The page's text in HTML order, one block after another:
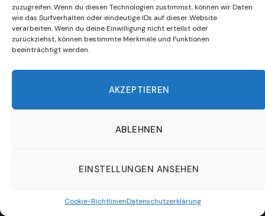
zuzugreifen. Wenn du diesen Technologien zustimmst, können wir Daten
wie das Surfverhalten oder eindeutige IDs auf dieser Website
verarbeiten. Wenn du deine Einwilligung nicht erteilst oder
zurückziehst, können bestimmte Merkmale und Funktionen
beeinträchtigt werden.
AKZEPTIEREN
ABLEHNEN
EINSTELLUNGEN ANSEHEN
Cookie-RichtlinienDatenschutzerklärung